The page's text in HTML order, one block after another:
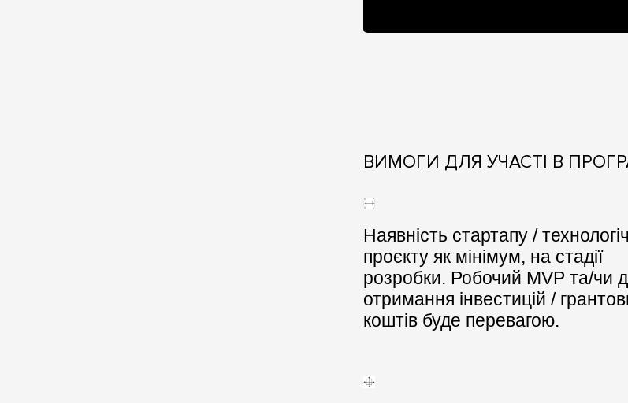
ВИМОГИ ДЛЯ УЧАСТІ В
Наявність стартапу /
проєкту як мінімум, на стадії
розробки. Робочий МVP та/чи
отримання інвестицій /
коштів буде перевагою.